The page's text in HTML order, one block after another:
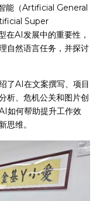
能（Artificial General
Super
AI发展中的重要性，
自然语言任务，并探讨
了AI在文案撰写、项目
析、危机公关和图片创
如何帮助提升工作效
思维。